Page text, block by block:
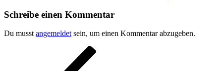
Schreibe einen Kommentar
Du musst angemeldet sein, um einen Kommentar abzugeben.
Beitragsnavigation